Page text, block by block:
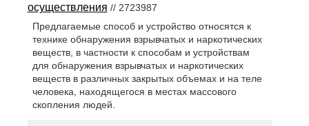
осуществления // 2723987
Предлагаемые способ и устройство относятся к
технике обнаружения взрывчатых и наркотических
веществ, в частности к способам и устройствам
для обнаружения взрывчатых и наркотических
веществ в различных закрытых объемах и на теле
человека, находящегося в местах массового
скопления людей.